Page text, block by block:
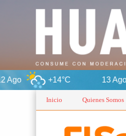
13 Ago +13°C
Inicio Quienes Somos